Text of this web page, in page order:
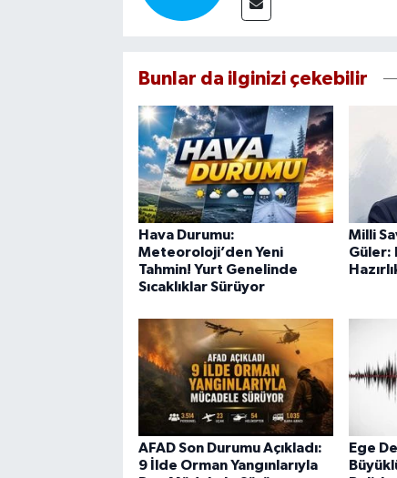
Bunlar da ilginizi çekebilir
Hava Durumu:
Meteoroloji’den Yeni
Tahmin! Yurt Genelinde
Sıcaklıklar Sürüyor
Milli
Güler:
AFAD Son Durumu Açıkladı:
9 İlde Orman Yangınlarıyla
Ege